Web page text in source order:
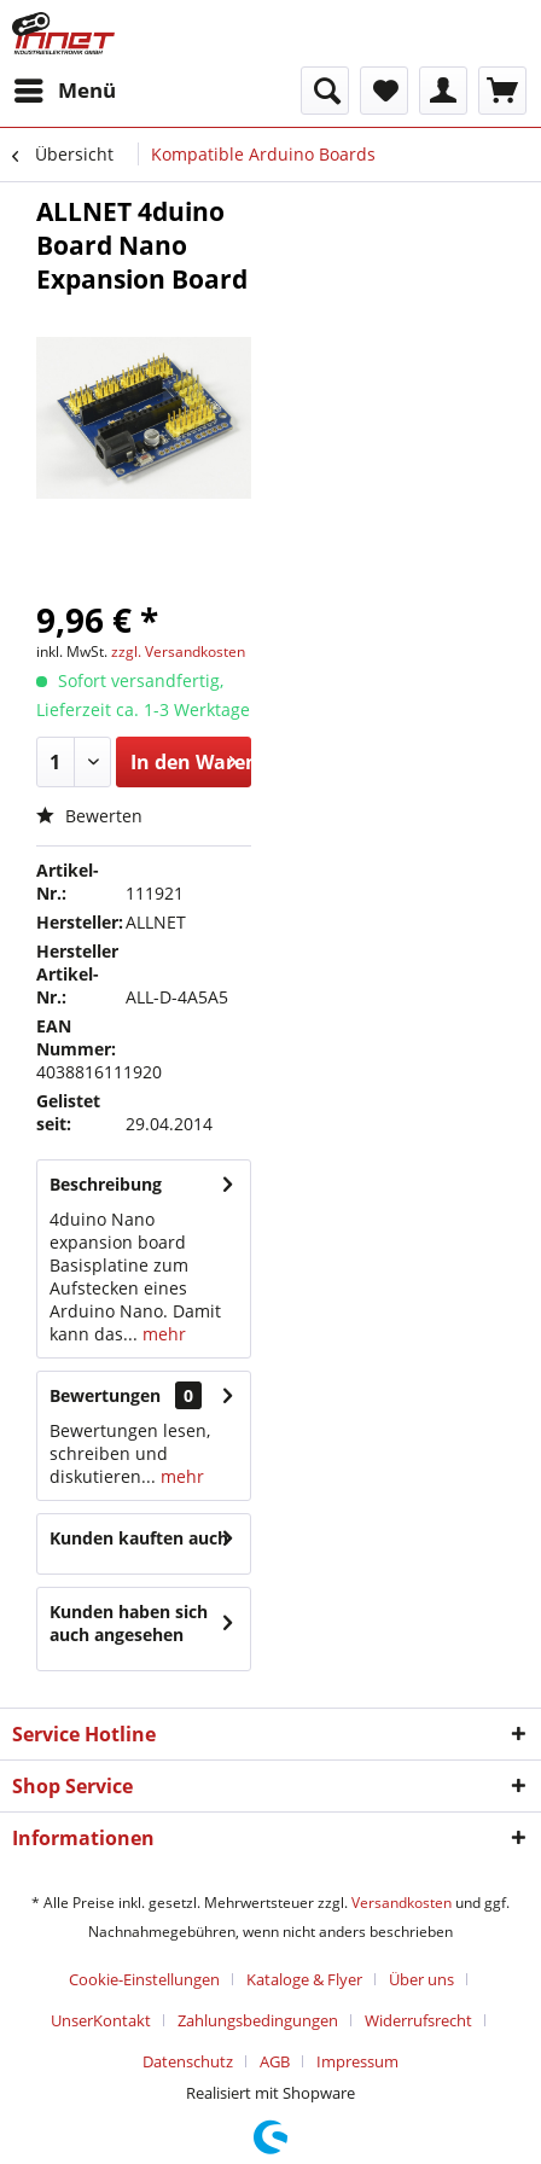
Menü
Übersicht Kompatible Arduino Boards
ALLNET 4duino
Board Nano
Expansion Board
9,96 € *
inkl. MwSt.zzgl. Versandkosten
Sofort versandfertig,
Lieferzeit ca. 1-3 Werktage
In den Warenkorb
Bewerten
Artikel-
Nr.:
111921
Hersteller:ALLNET
Hersteller
Artikel-
Nr.:
ALL-D-4A5A5
EAN
Nummer:
4038816111920
Gelistet
seit:
29.04.2014
Beschreibung
4duino Nano
expansion board
Basisplatine zum
Aufstecken eines
Arduino Nano. Damit
kann das... mehr
Bewertungen
0
Bewertungen lesen,
schreiben und
diskutieren... mehr
Kunden kauften auch
Kunden haben sich
auch angesehen
Service Hotline
Shop Service
Informationen
* Alle Preise inkl. gesetzl. Mehrwertsteuer zzgl.Versandkosten und ggf.
Nachnahmegebühren, wenn nicht anders beschrieben
Cookie-Einstellungen Kataloge & Flyer
Über uns
UnserKontakt
Zahlungsbedingungen
Widerrufsrecht
Datenschutz
AGB
Impressum
Realisiert mit Shopware